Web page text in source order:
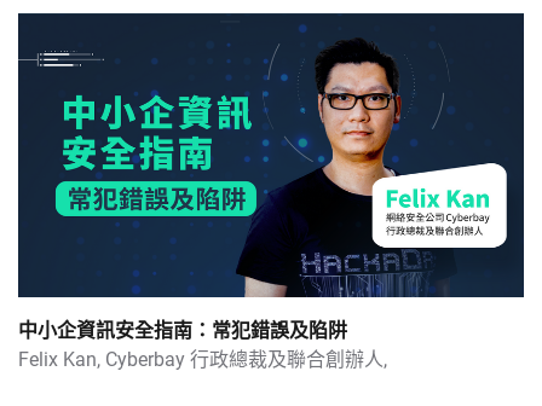
中小企資訊安全指南：常犯錯誤及陷阱
Felix Kan, Cyberbay 行政總裁及聯合創辦人,